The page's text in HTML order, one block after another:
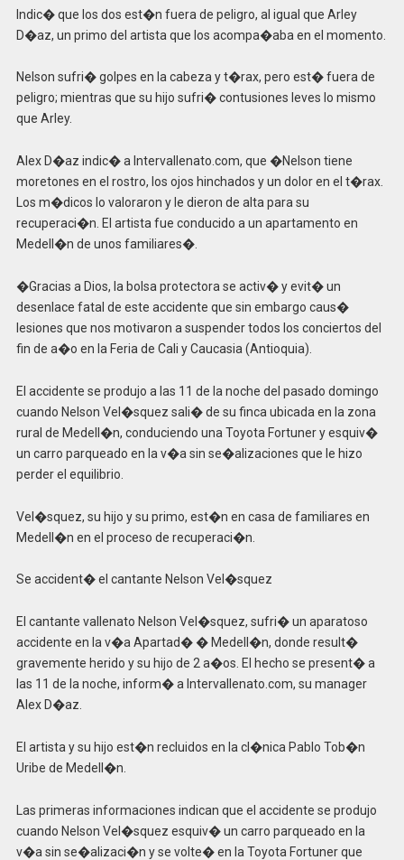
Indic� que los dos est�n fuera de peligro, al igual que Arley
D�az, un primo del artista que los acompa�aba en el momento.
Nelson sufri� golpes en la cabeza y t�rax, pero est� fuera de
peligro; mientras que su hijo sufri� contusiones leves lo mismo
que Arley.
Alex D�az indic� a Intervallenato.com, que �Nelson tiene
moretones en el rostro, los ojos hinchados y un dolor en el t�rax.
Los m�dicos lo valoraron y le dieron de alta para su
recuperaci�n. El artista fue conducido a un apartamento en
Medell�n de unos familiares�.
�Gracias a Dios, la bolsa protectora se activ� y evit� un
desenlace fatal de este accidente que sin embargo caus�
lesiones que nos motivaron a suspender todos los conciertos del
fin de a�o en la Feria de Cali y Caucasia (Antioquia).
El accidente se produjo a las 11 de la noche del pasado domingo
cuando Nelson Vel�squez sali� de su finca ubicada en la zona
rural de Medell�n, conduciendo una Toyota Fortuner y esquiv�
un carro parqueado en la v�a sin se�alizaciones que le hizo
perder el equilibrio.
Vel�squez, su hijo y su primo, est�n en casa de familiares en
Medell�n en el proceso de recuperaci�n.
Se accident� el cantante Nelson Vel�squez
El cantante vallenato Nelson Vel�squez, sufri� un aparatoso
accidente en la v�a Apartad� � Medell�n, donde result�
gravemente herido y su hijo de 2 a�os. El hecho se present� a
las 11 de la noche, inform� a Intervallenato.com, su manager
Alex D�az.
El artista y su hijo est�n recluidos en la cl�nica Pablo Tob�n
Uribe de Medell�n.
Las primeras informaciones indican que el accidente se produjo
cuando Nelson Vel�squez esquiv� un carro parqueado en la
v�a sin se�alizaci�n y se volte� en la Toyota Fortuner que